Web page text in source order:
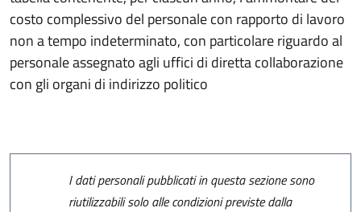
costo complessivo del personale con rapporto di lavoro
non a tempo indeterminato, con particolare riguardo al
personale assegnato agli uffici di diretta collaborazione
con gli organi di indirizzo politico
I dati personali pubblicati in questa sezione sono
riutilizzabili solo alle condizioni previste dalla